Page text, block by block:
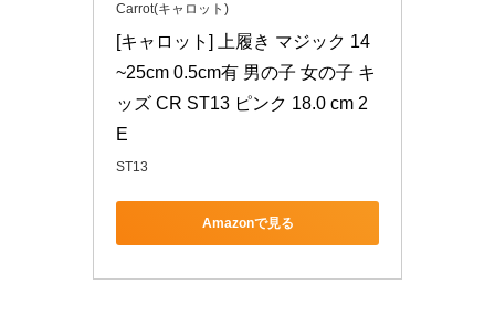
Carrot(キャロット)
[キャロット] 上履き マジック 14
~25cm 0.5cm有 男の子 女の子 キ
ッズ CR ST13 ピンク 18.0 cm 2
E
ST13
Amazonで見る